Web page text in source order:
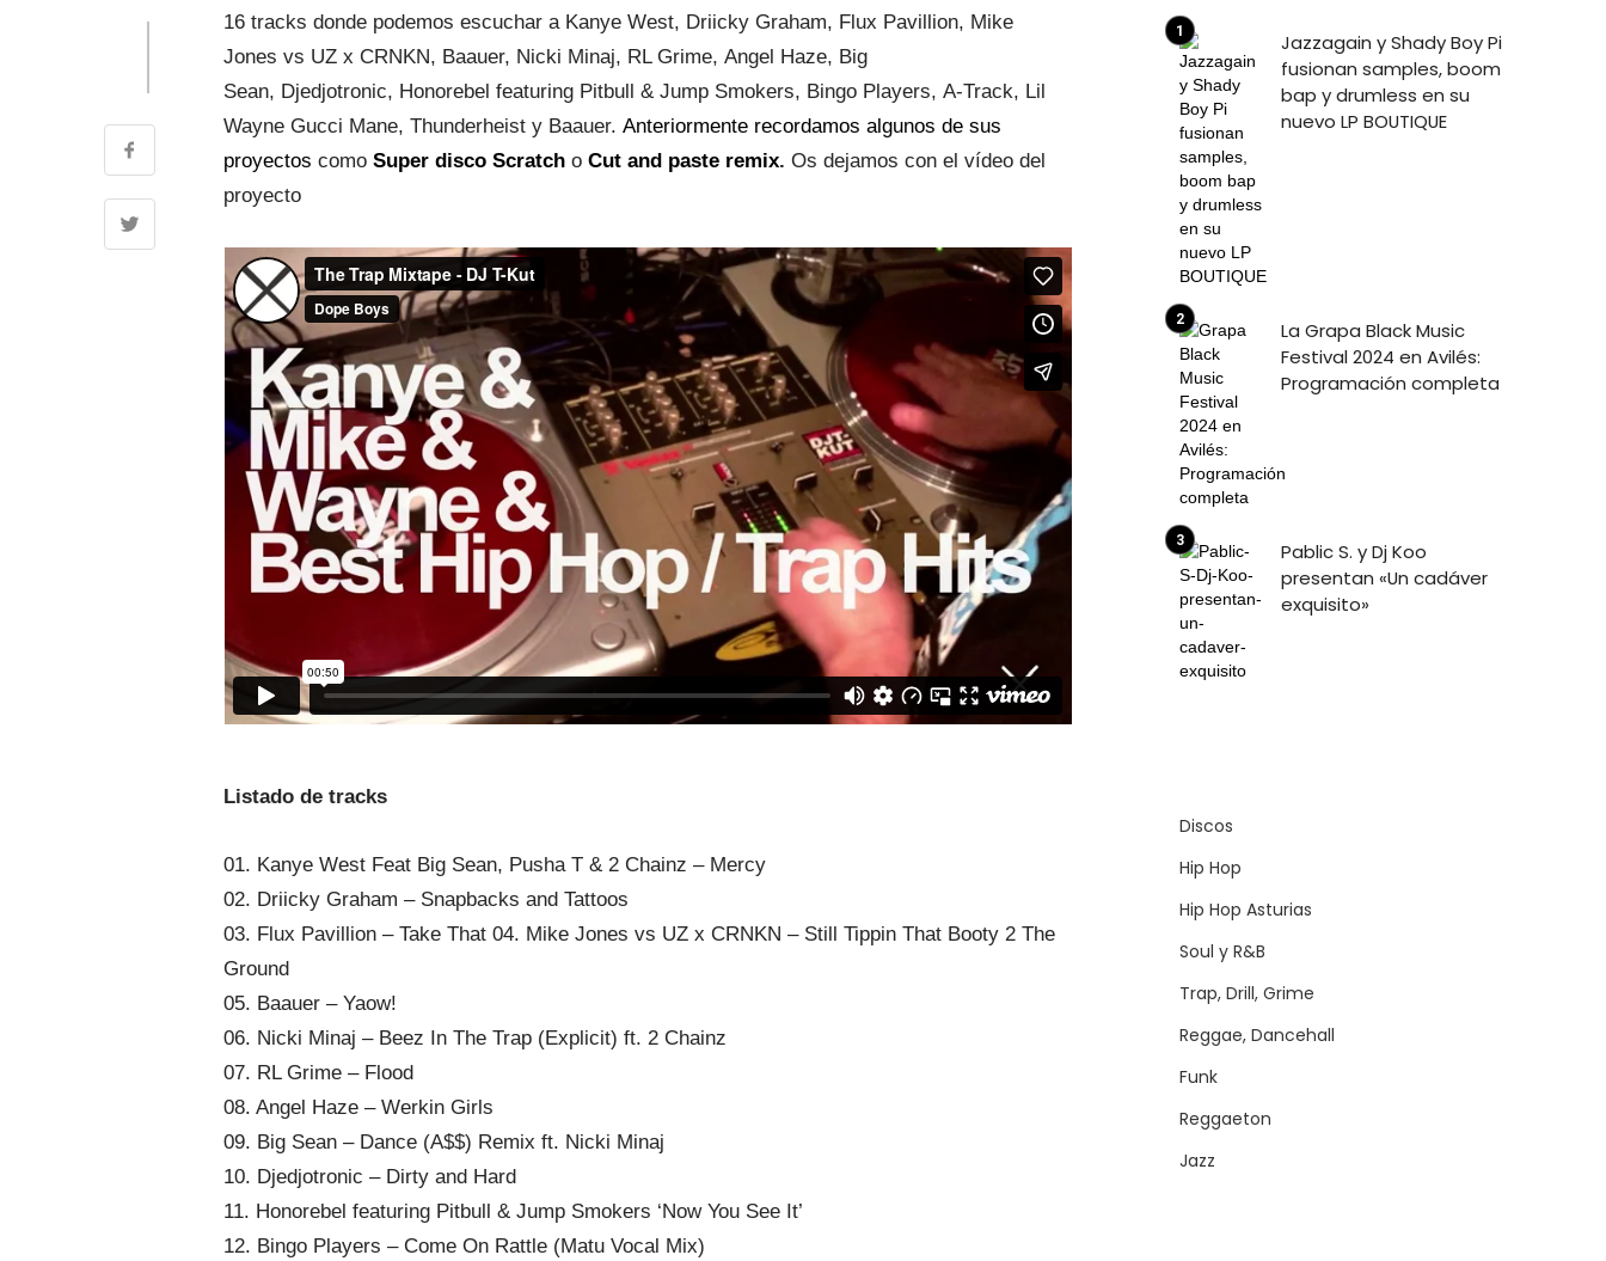
16 tracks donde podemos escuchar a Kanye West, Driicky Graham, Flux Pavillion, Mike
Jones vs UZ x CRNKN, Baauer, Nicki Minaj, RL Grime, Angel Haze, Big
Sean, Djedjotronic, Honorebel featuring Pitbull & Jump Smokers, Bingo Players, A-Track, Lil
Wayne Gucci Mane, Thunderheist y Baauer. Anteriormente recordamos algunos de sus
proyectos como Super disco Scratch o Cut and paste remix. Os dejamos con el vídeo del
proyecto
Listado de tracks
01. Kanye West Feat Big Sean, Pusha T & 2 Chainz – Mercy
02. Driicky Graham – Snapbacks and Tattoos
03. Flux Pavillion – Take That 04. Mike Jones vs UZ x CRNKN – Still Tippin That Booty 2 The
Ground
05. Baauer – Yaow!
06. Nicki Minaj – Beez In The Trap (Explicit) ft. 2 Chainz
07. RL Grime – Flood
08. Angel Haze – Werkin Girls
09. Big Sean – Dance (A$$) Remix ft. Nicki Minaj
10. Djedjotronic – Dirty and Hard
11. Honorebel featuring Pitbull & Jump Smokers ‘Now You See It’
12. Bingo Players – Come On Rattle (Matu Vocal Mix)
Jazzagain y Shady Boy Pi
fusionan samples, boom
bap y drumless en su
nuevo LP BOUTIQUE
La Grapa Black Music
Festival 2024 en Avilés:
Programación completa
Pablic S. y Dj Koo
presentan «Un cadáver
exquisito»
Discos
Hip Hop
Hip Hop Asturias
Soul y R&B
Trap, Drill, Grime
Reggae, Dancehall
Funk
Reggaeton
Jazz